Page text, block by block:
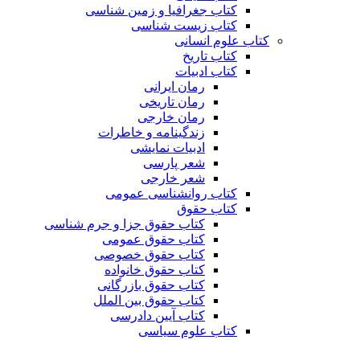
کتاب جغرافیا و زمین شناسی
کتاب زیست شناسی
کتاب علوم انسانی
کتاب تاریخ
کتاب ادبیات
رمان ایرانی
رمان تاریخی
رمان خارجی
زندگینامه و خاطرات
ادبیات نمایشی
شعر پارسی
شعر خارجی
کتاب روانشناسی عمومی
کتاب حقوق
کتاب حقوق جزا و جرم شناسی
کتاب حقوق عمومی
کتاب حقوق خصوصی
کتاب حقوق خانواده
کتاب حقوق بازرگانی
کتاب حقوق بین الملل
کتاب آیین دادرسی
کتاب علوم سیاسی